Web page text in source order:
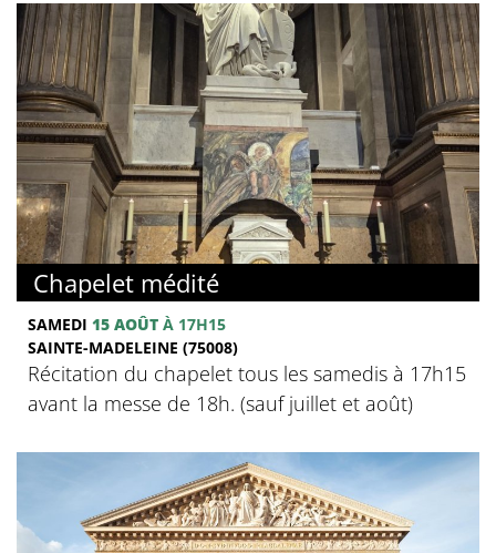
Chapelet médité
SAMEDI 15 AOÛT À 17H15
SAINTE-MADELEINE (75008)
Récitation du chapelet tous les samedis à 17h15
avant la messe de 18h. (sauf juillet et août)